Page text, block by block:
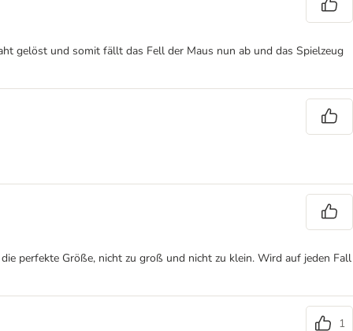
gelöst und somit fällt das Fell der Maus nun ab und das Spielzeug
perfekte Größe, nicht zu groß und nicht zu klein. Wird auf jeden Fall
1